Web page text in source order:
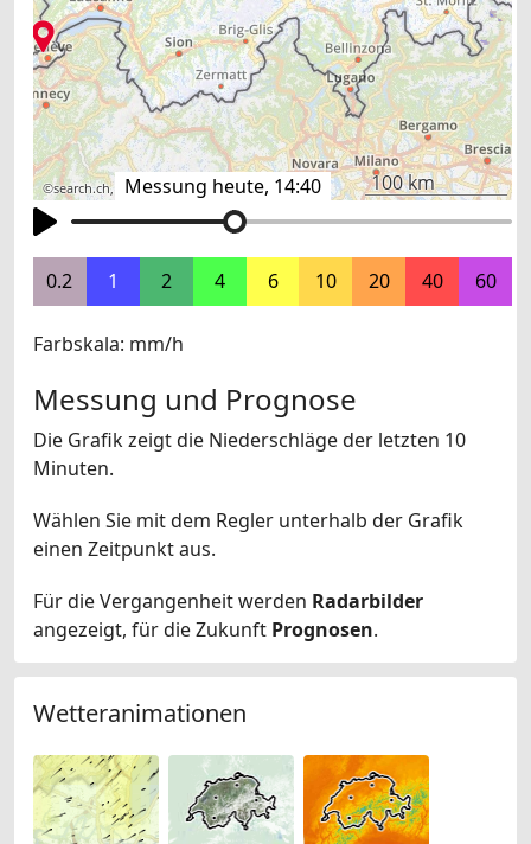
Messung heute, 14:40
©search.ch, swisstopo, OpenStreetMap ,others 100 km
0.2 1 2 4 6 10 20 40 60
Farbskala: mm/h
Messung und Prognose
Die Grafik zeigt die Niederschläge der letzten 10
Minuten.
Wählen Sie mit dem Regler unterhalb der Grafik
einen Zeitpunkt aus.
Für die Vergangenheit werden Radarbilder
angezeigt, für die Zukunft Prognosen.
Wetteranimationen